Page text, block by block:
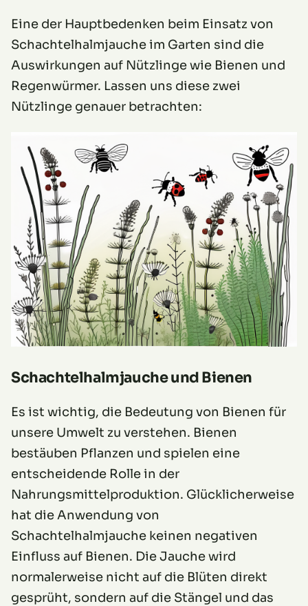
Eine der Hauptbedenken beim Einsatz von
Schachtelhalmjauche im Garten sind die
Auswirkungen auf Nützlinge wie Bienen und
Regenwürmer. Lassen uns diese zwei
Nützlinge genauer betrachten:
Schachtelhalmjauche und Bienen
Es ist wichtig, die Bedeutung von Bienen für
unsere Umwelt zu verstehen. Bienen
bestäuben Pflanzen und spielen eine
entscheidende Rolle in der
Nahrungsmittelproduktion. Glücklicherweise
hat die Anwendung von
Schachtelhalmjauche keinen negativen
Einfluss auf Bienen. Die Jauche wird
normalerweise nicht auf die Blüten direkt
gesprüht, sondern auf die Stängel und das